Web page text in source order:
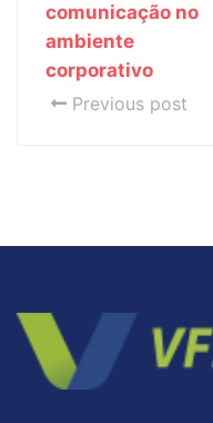
comunicação no
ambiente
corporativo
Previous post